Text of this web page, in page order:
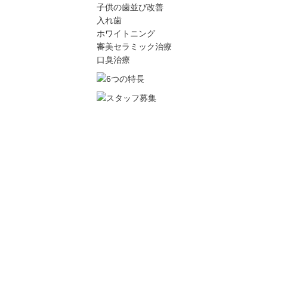
子供の歯並び改善
入れ歯
ホワイトニング
審美セラミック治療
口臭治療